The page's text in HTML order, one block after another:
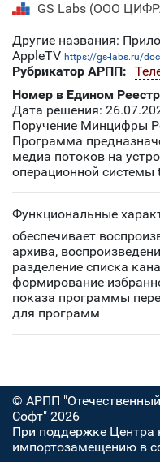
GS Labs (ООО
Другие названия:
AppleTV https://gs-labs.ru/
Рубрикатор АРПП:
Номер в Едином
Дата решения:
Поручение Минцифры
Программа
медиа потоков на
операционной системы
Функциональные
обеспечивает
архива,
разделение списка
формирование
показа программы
для программ
© АРПП "Отечественный
Софт" 2026
При поддержке Центра
импортозамещению в